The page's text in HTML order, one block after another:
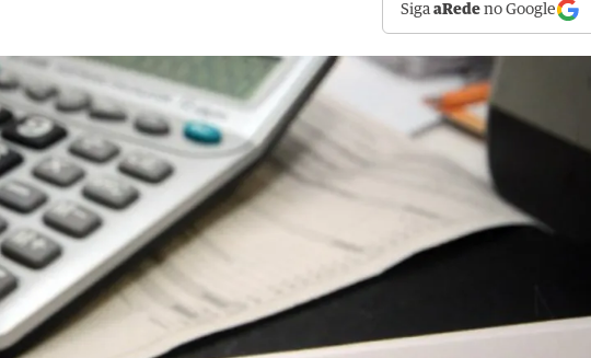
SigaaRede no Google